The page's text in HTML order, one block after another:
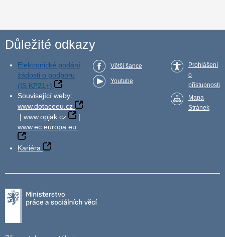
Důležité odkazy
Elektronické podání
žádosti o podporu
(IS KP21+)
Související weby:
www.dotaceeu.cz
| www.opjak.cz
|
www.ec.europa.eu
Kariéra
Větší šance
Youtube
Prohlášení
o
přístupnosti
Mapa
Stránek